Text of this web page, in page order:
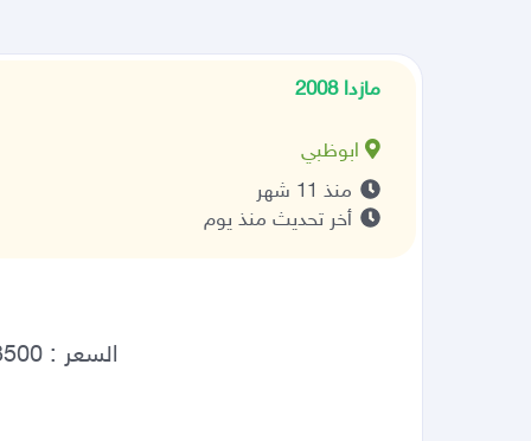
مازدا 2008
ابوظبي
منذ 11 شهر
أخر تحديث منذ يوم